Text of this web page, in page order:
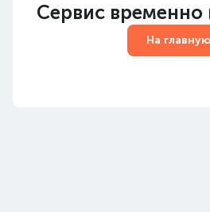
Сервис временно
На главную